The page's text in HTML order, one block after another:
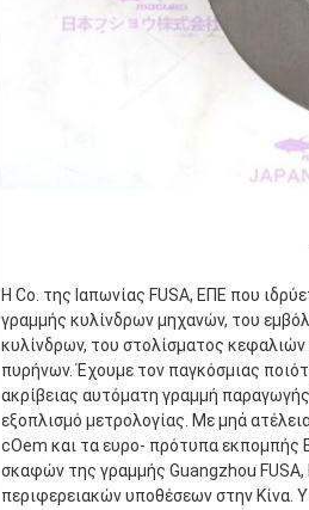
Η Co. της Ιαπωνίας FUSA, ΕΠΕ που
γραμμής κυλίνδρων μηχανών, του
κυλίνδρων, του στολίσματος
πυρήνων. Έχουμε τον παγκόσμιας
ακρίβειας αυτόματη γραμμή
εξοπλισμό μετρολογίας. Με μηά
cOem και τα ευρο- πρότυπα εκπομπής
σκαφών της γραμμής Guangzhou
περιφερειακών υποθέσεων στην Κίνα.